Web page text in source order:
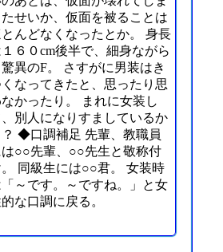
たせいか、仮面を被ることは
とんどなくなったとか。 身長
６０cm後半で、細身ながら
驚異のF。 さすがに男装はき
なってきたと、思ったり思
かったり。 まれに女装し
別人になりすましているか
？ ◆口調補足 先輩、教職員
は○○先輩、○○先生と敬称付
。 同級生には○○君。 女装時
「～です。～ですね。」と女
な口調に戻る。